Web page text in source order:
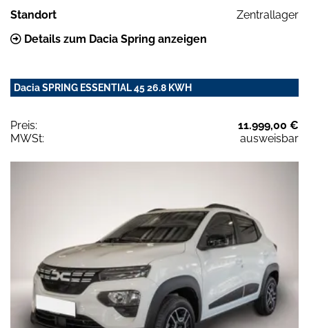
Standort
Zentrallager
Details zum Dacia Spring anzeigen
Dacia SPRING ESSENTIAL 45 26.8 KWH
Preis:
11.999,00 €
MWSt:
ausweisbar